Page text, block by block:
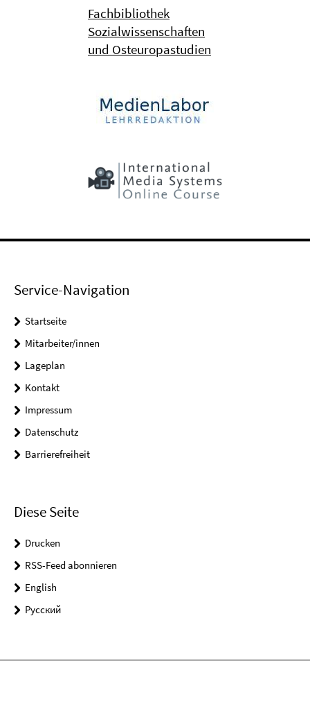
Fachbibliothek
Sozialwissenschaften
und Osteuropastudien
Service-Navigation
Startseite
Mitarbeiter/innen
Lageplan
Kontakt
Impressum
Datenschutz
Barrierefreiheit
Diese Seite
Drucken
RSS-Feed abonnieren
English
Pусский